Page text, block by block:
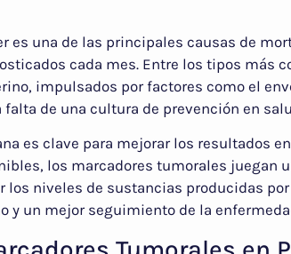
es una de las principales causas de
cada mes. Entre los tipos más
impulsados por factores como el
falta de una cultura de prevención en
es clave para mejorar los resultados
los marcadores tumorales juegan
los niveles de sustancias producidas
y un mejor seguimiento de la